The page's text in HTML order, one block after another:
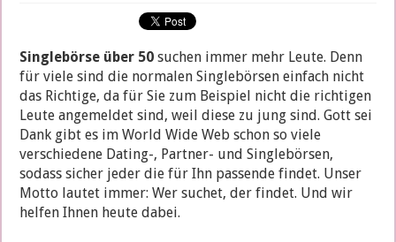
Singlebörse über 50 suchen immer mehr Leute. Denn
für viele sind die normalen Singlebörsen einfach nicht
das Richtige, da für Sie zum Beispiel nicht die richtigen
Leute angemeldet sind, weil diese zu jung sind. Gott sei
Dank gibt es im World Wide Web schon so viele
verschiedene Dating-, Partner- und Singlebörsen,
sodass sicher jeder die für Ihn passende findet. Unser
Motto lautet immer: Wer suchet, der findet. Und wir
helfen Ihnen heute dabei.